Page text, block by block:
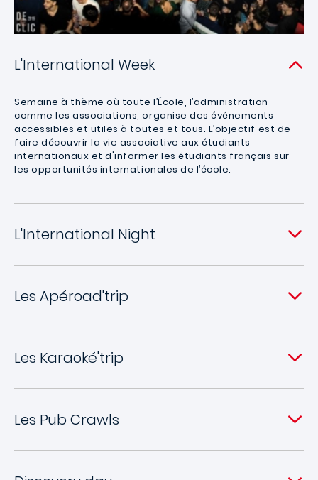
L'International Week
Semaine à thème où toute l’École, l’administration
comme les associations, organise des événements
accessibles et utiles à toutes et tous. L’objectif est de
faire découvrir la vie associative aux étudiants
internationaux et d'informer les étudiants français sur
les opportunités internationales de l’école.
L'International Night
Les Apéroad'trip
Les Karaoké'trip
Les Pub Crawls